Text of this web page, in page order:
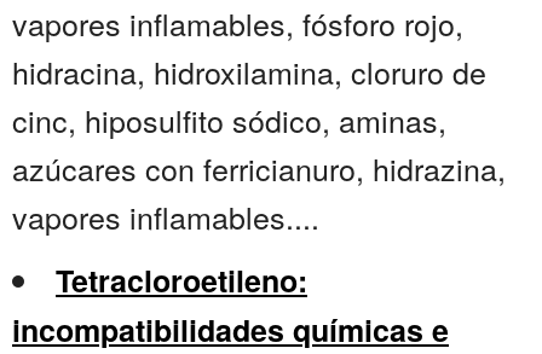
vapores inflamables, fósforo rojo,
hidracina, hidroxilamina, cloruro de
cinc, hiposulfito sódico, aminas,
azúcares con ferricianuro, hidrazina,
vapores inflamables....
Tetracloroetileno:
incompatibilidades químicas e